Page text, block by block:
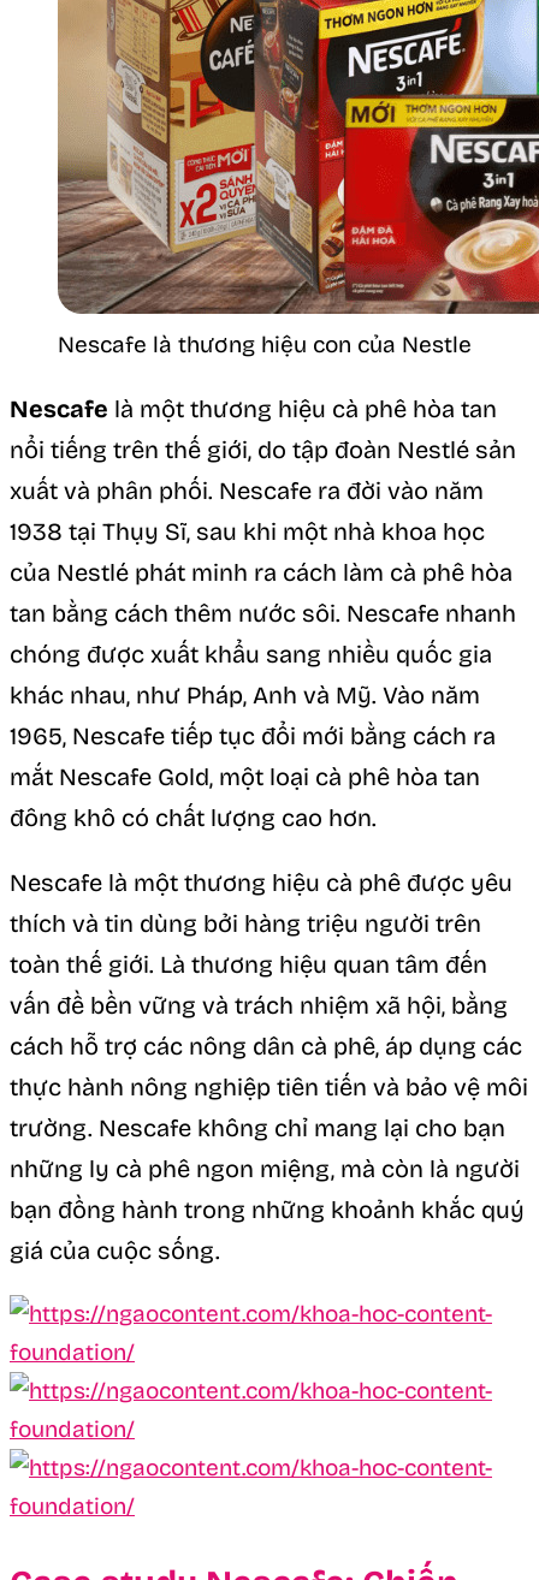
Nescafe là thương hiệu con của Nestle
Nescafe là một thương hiệu cà phê hòa tan
nổi tiếng trên thế giới, do tập đoàn Nestlé sản
xuất và phân phối. Nescafe ra đời vào năm
1938 tại Thụy Sĩ, sau khi một nhà khoa học
của Nestlé phát minh ra cách làm cà phê hòa
tan bằng cách thêm nước sôi. Nescafe nhanh
chóng được xuất khẩu sang nhiều quốc gia
khác nhau, như Pháp, Anh và Mỹ. Vào năm
1965, Nescafe tiếp tục đổi mới bằng cách ra
mắt Nescafe Gold, một loại cà phê hòa tan
đông khô có chất lượng cao hơn.
Nescafe là một thương hiệu cà phê được yêu
thích và tin dùng bởi hàng triệu người trên
toàn thế giới. Là thương hiệu quan tâm đến
vấn đề bền vững và trách nhiệm xã hội, bằng
cách hỗ trợ các nông dân cà phê, áp dụng các
thực hành nông nghiệp tiên tiến và bảo vệ môi
trường. Nescafe không chỉ mang lại cho bạn
những ly cà phê ngon miệng, mà còn là người
bạn đồng hành trong những khoảnh khắc quý
giá của cuộc sống.